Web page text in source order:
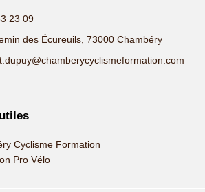
23 09
des Écureuils, 73000 Chambéry
Cyclisme Formation
Pro Vélo